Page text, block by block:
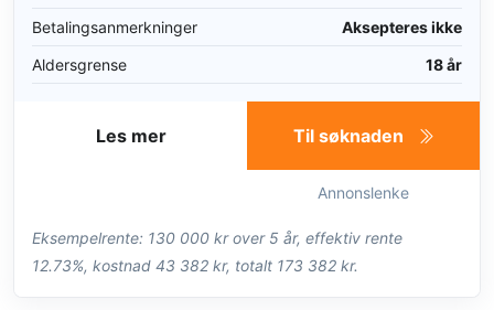
Betalingsanmerkninger
Aksepteres ikke
Aldersgrense
18 år
Til søknaden
Annonslenke
Les mer
Eksempelrente: 130 000 kr over 5 år, effektiv rente
12.73%, kostnad 43 382 kr, totalt 173 382 kr.